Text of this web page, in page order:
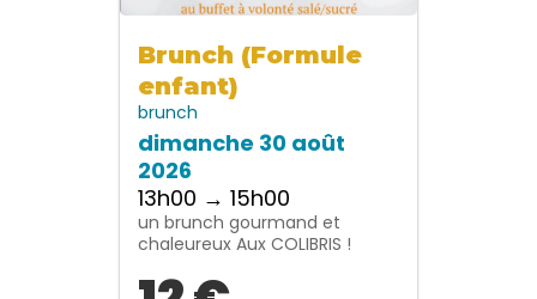
Brunch (Formule
enfant)
brunch
dimanche 30 août
2026
13h00 → 15h00
un brunch gourmand et
chaleureux Aux COLIBRIS !